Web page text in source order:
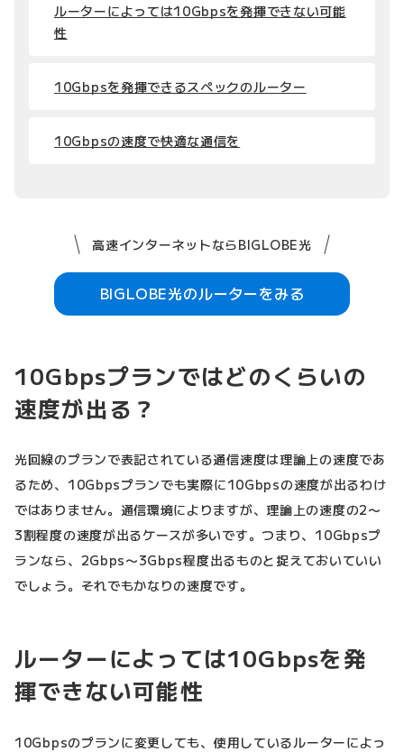
ルーターによっては10Gbpsを発揮できない可能
性
10Gbpsを発揮できるスペックのルーター
10Gbpsの速度で快適な通信を
高速インターネットならBIGLOBE光
BIGLOBE光のルーターをみる
10Gbpsプランではどのくらいの
速度が出る？
光回線のプランで表記されている通信速度は理論上の速度であ
るため、10Gbpsプランでも実際に10Gbpsの速度が出るわけ
ではありません。通信環境によりますが、理論上の速度の2〜
3割程度の速度が出るケースが多いです。つまり、10Gbpsプ
ランなら、2Gbps〜3Gbps程度出るものと捉えておいていい
でしょう。それでもかなりの速度です。
ルーターによっては10Gbpsを発
揮できない可能性
10Gbpsのプランに変更しても、使用しているルーターによっ